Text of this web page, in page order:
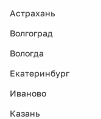
Астрахань
Волгоград
Вологда
Екатеринбург
Иваново
Казань